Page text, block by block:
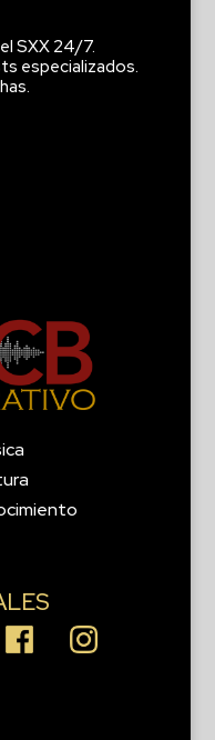
SXX 24/7.
especializados.